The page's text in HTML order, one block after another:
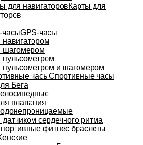
Карты для
GPS-часы
навигатором
шагомером
пульсометром
пульсометром и шагомером
Спортивные часы
Бега
плавания
датчиком сердечного ритма
фитнес браслеты